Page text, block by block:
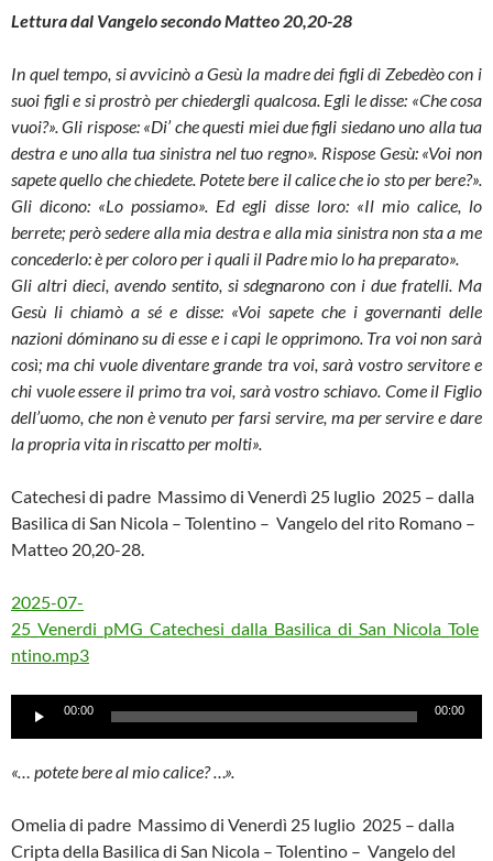
Lettura dal Vangelo secondo Matteo 20,20-28
In quel tempo, si avvicinò a Gesù la madre dei figli di Zebedèo con i
suoi figli e si prostrò per chiedergli qualcosa. Egli le disse: «Che cosa
vuoi?». Gli rispose: «Di’ che questi miei due figli siedano uno alla tua
destra e uno alla tua sinistra nel tuo regno». Rispose Gesù: «Voi non
sapete quello che chiedete. Potete bere il calice che io sto per bere?».
Gli dicono: «Lo possiamo». Ed egli disse loro: «Il mio calice, lo
berrete; però sedere alla mia destra e alla mia sinistra non sta a me
concederlo: è per coloro per i quali il Padre mio lo ha preparato».
Gli altri dieci, avendo sentito, si sdegnarono con i due fratelli. Ma
Gesù li chiamò a sé e disse: «Voi sapete che i governanti delle
nazioni dóminano su di esse e i capi le opprimono. Tra voi non sarà
così; ma chi vuole diventare grande tra voi, sarà vostro servitore e
chi vuole essere il primo tra voi, sarà vostro schiavo. Come il Figlio
dell’uomo, che non è venuto per farsi servire, ma per servire e dare
la propria vita in riscatto per molti».
Catechesi di padre Massimo di Venerdì 25 luglio 2025 – dalla
Basilica di San Nicola – Tolentino – Vangelo del rito Romano –
Matteo 20,20-28.
2025-07-
25_Venerdi_pMG_Catechesi_dalla_Basilica_di_San_Nicola_Tole
ntino.mp3
Audio
00:00 00:00
«… potete bere al mio calice? …».
Omelia di padre Massimo di Venerdì 25 luglio 2025 – dalla
Cripta della Basilica di San Nicola – Tolentino – Vangelo del